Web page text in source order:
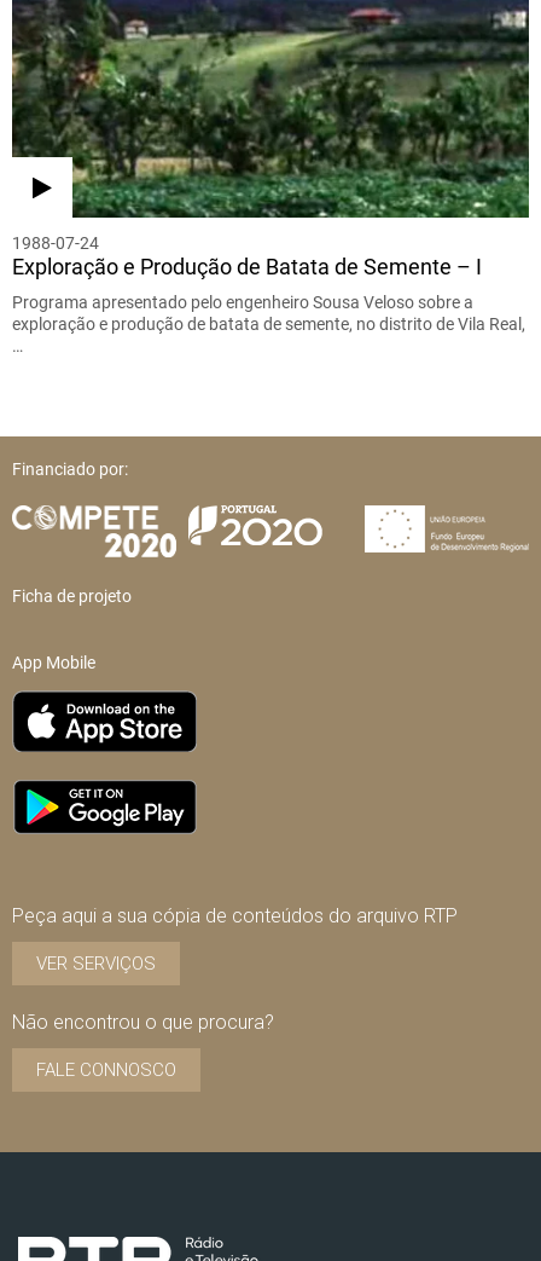
1988-07-24
Exploração e Produção de Batata de Semente – I
Programa apresentado pelo engenheiro Sousa Veloso sobre a
exploração e produção de batata de semente, no distrito de Vila Real,
…
Financiado por:
Ficha de projeto
App Mobile
Peça aqui a sua cópia de conteúdos do arquivo RTP
VER SERVIÇOS
Não encontrou o que procura?
FALE CONNOSCO